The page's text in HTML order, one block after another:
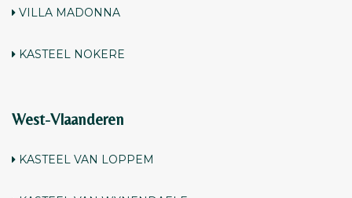
VILLA MADONNA
KASTEEL NOKERE
West-Vlaanderen
KASTEEL VAN LOPPEM